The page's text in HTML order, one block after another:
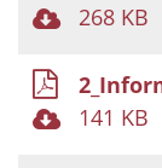
268 KB
141 KB